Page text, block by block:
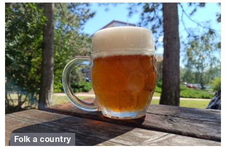
Folk a country